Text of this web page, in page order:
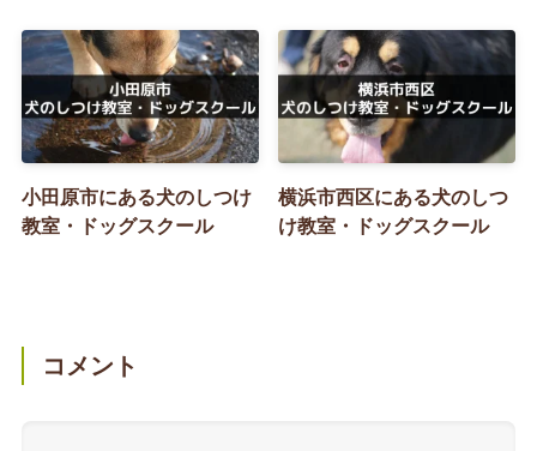
小田原市にある犬のしつけ
教室・ドッグスクール
横浜市西区にある犬のしつ
け教室・ドッグスクール
コメント